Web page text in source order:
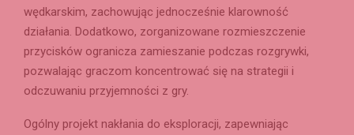
wędkarskim, zachowując jednocześnie klarowność
działania. Dodatkowo, zorganizowane rozmieszczenie
przycisków ogranicza zamieszanie podczas rozgrywki,
pozwalając graczom koncentrować się na strategii i
odczuwaniu przyjemności z gry.
Ogólny projekt nakłania do eksploracji, zapewniając